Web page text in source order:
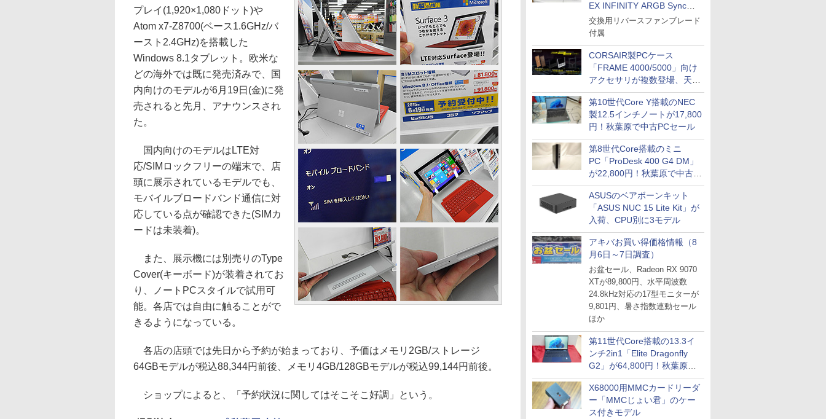
EX INFINITY ARGB Sync」
に単品パッケージ
交換用リバースファンブレード
付属
CORSAIR製PCケース
「FRAME 4000/5000」向け
アクセサリが複数登場、天然
木製パネルや背面コネクタ対
応トレイなど
第10世代Core Y搭載のNEC
製12.5インチノートが17,800
円！秋葉原で中古PCセール
第8世代Core搭載のミニ
PC「ProDesk 400 G4 DM」
が22,800円！秋葉原で中古
PCセール
ASUSのベアボーンキット
「ASUS NUC 15 Lite Kit」が
入荷、CPU別に3モデル
アキバお買い得価格情報（8
月6日～7日調査）
お盆セール、Radeon RX 9070
XTが89,800円、水平周波数
24.8kHz対応の17型モニターが
9,801円、暑さ指数連動セール
ほか
第11世代Core搭載の13.3イ
ンチ2in1「Elite Dragonfly
G2」が64,800円！秋葉原で
中古PCセール
X68000用MMCカードリーダ
ー「MMCじょい君」のケー
ス付きモデル
プレイ(1,920×1,080ドット)や
Atom x7-Z8700(ベース1.6GHz/バ
ースト2.4GHz)を搭載した
Windows 8.1タブレット。欧米な
どの海外では既に発売済みで、国
内向けのモデルが6月19日(金)に発
売されると先月、アナウンスされ
た。
国内向けのモデルはLTE対
応/SIMロックフリーの端末で、店
頭に展示されているモデルでも、
モバイルブロードバンド通信に対
応している点が確認できた(SIMカ
ードは未装着)。
また、展示機には別売りのType
Cover(キーボード)が装着されてお
り、ノートPCスタイルで試用可
能。各店では自由に触ることがで
きるようになっている。
各店の店頭では先日から予約が始まっており、予価はメモリ2GB/ストレージ
64GBモデルが税込88,344円前後、メモリ4GB/128GBモデルが税込99,144円前後。
ショップによると、「予約状況に関してはそこそこ好調」という。